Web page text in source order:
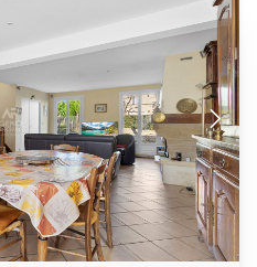
prévoir. Cave en sous sol.